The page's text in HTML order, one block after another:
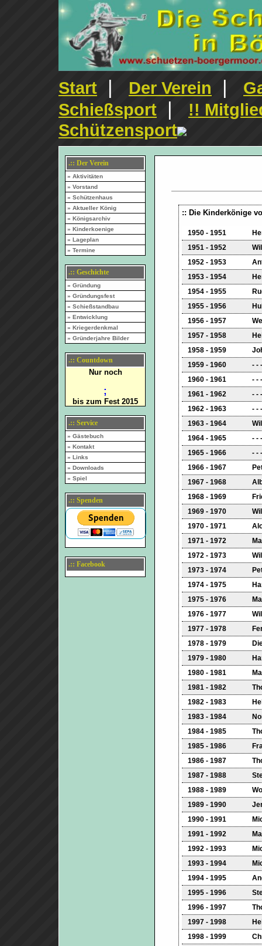
Start Der Verein
Schießsport
!!
Schützensport
.:: Der Verein
» Aktivitäten
» Vorstand
» Schützenhaus
» Aktueller König
» Königsarchiv
» Kinderkoenige
» Lageplan
» Termine
.:: Geschichte
» Gründung
» Gründungsfest
» Schießstandbau
» Entwicklung
» Kriegerdenkmal
» Gründerjahre Bilder
.:: Countdown
Nur noch
;
bis zum Fest 2015
.:: Service
» Gästebuch
» Kontakt
» Links
» Downloads
» Spiel
.:: Spenden
.:: Facebook
:: Die Kinderkönige
1950 - 1951
1951 - 1952
1952 - 1953
1953 - 1954
1954 - 1955
1955 - 1956
1956 - 1957
1957 - 1958
1958 - 1959
1959 - 1960
- - -
1960 - 1961
- - -
1961 - 1962
- - -
1962 - 1963
- - -
1963 - 1964
1964 - 1965
- - -
1965 - 1966
- - -
1966 - 1967
1967 - 1968
1968 - 1969
1969 - 1970
1970 - 1971
1971 - 1972
1972 - 1973
1973 - 1974
1974 - 1975
1975 - 1976
1976 - 1977
1977 - 1978
1978 - 1979
1979 - 1980
1980 - 1981
1981 - 1982
1982 - 1983
1983 - 1984
1984 - 1985
1985 - 1986
1986 - 1987
1987 - 1988
1988 - 1989
1989 - 1990
1990 - 1991
1991 - 1992
1992 - 1993
1993 - 1994
1994 - 1995
1995 - 1996
1996 - 1997
1997 - 1998
1998 - 1999